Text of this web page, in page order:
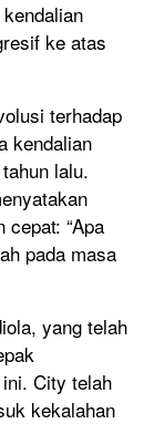
ke atas
terhadap
kendalian
lalu.
cepat: “Apa
pada masa
yang telah
City telah
kekalahan